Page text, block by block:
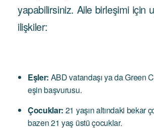
yapabilirsiniz. Aile birleşimi için
ilişkiler:
Eşler: ABD vatandaşı ya da Green
eşin başvurusu.
Çocuklar: 21 yaşın altındaki bekar
bazen 21 yaş üstü çocuklar.